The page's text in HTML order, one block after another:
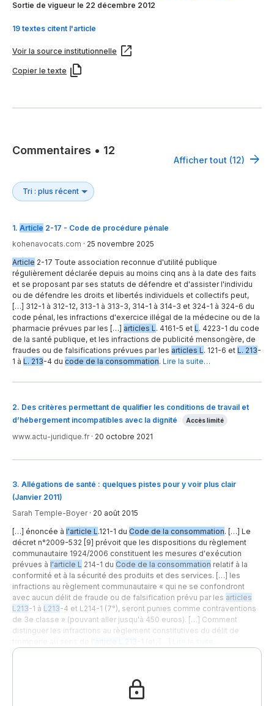
Sortie de vigueur le 22 décembre 2012
19 textes citent l'article
Voir la source institutionnelle
Copier le texte
Commentaires • 12
Afficher tout (12)
1. Article 2-17 - Code de procédure pénale
kohenavocats.com · 25 novembre 2025
Article 2-17 Toute association reconnue d'utilité publique
régulièrement déclarée depuis au moins cinq ans à la date des faits
et se proposant par ses statuts de défendre et d'assister l'individu
ou de défendre les droits et libertés individuels et collectifs peut,
[…] 312-1 à 312-12, 313-1 à 313-3, 314-1 à 314-3 et 324-1 à 324-6 du
code pénal, les infractions d'exercice illégal de la médecine ou de la
pharmacie prévues par les […] articles L. 4161-5 et L. 4223-1 du code
de la santé publique, et les infractions de publicité mensongère, de
fraudes ou de falsifications prévues par les articles L. 121-6 et L. 213-
1 à L. 213-4 du code de la consommation. Lire la suite…
2. Des critères permettant de qualifier les conditions de travail et
d’hébergement incompatibles avec la dignité
Accès limité
www.actu-juridique.fr· 20 octobre 2021
3. Allégations de santé : quelques pistes pour y voir plus clair
(Janvier 2011)
Sarah Temple-Boyer· 20 août 2015
[…] énoncée à l'article L.121-1 du Code de la consommation. […] Le
décret n°2009-532 [9] prévoit que les dispositions du règlement
communautaire 1924/2006 constituent les mesures d'exécution
prévues à l'article L 214-1 du Code de la consommation relatif à la
conformité et à la sécurité des produits et des services. […] les
infractions au règlement communautaire « qui ne se confondront
avec aucun délit de fraude ou de falsification prévu par les articles
L213-1 à L213-4 et L214-1 (7°), seront punies comme contraventions
de 3e classe » (pouvant aller jusqu'à 450 euros). […] Comment
distinguer les infractions au règlement constitutives du délit de